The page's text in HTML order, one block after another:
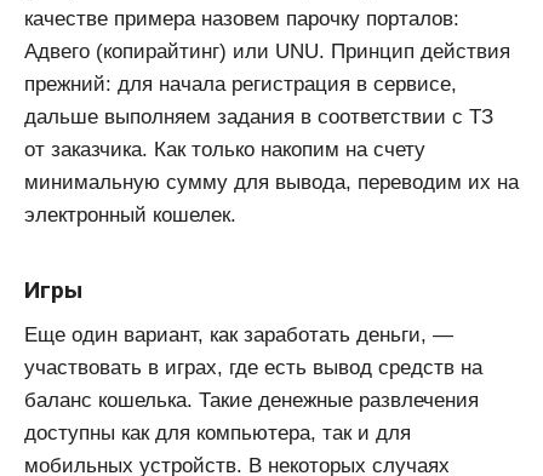
качестве примера назовем парочку порталов:
Адвего (копирайтинг) или UNU. Принцип действия
прежний: для начала регистрация в сервисе,
дальше выполняем задания в соответствии с ТЗ
от заказчика. Как только накопим на счету
минимальную сумму для вывода, переводим их на
электронный кошелек.
Игры
Еще один вариант, как заработать деньги, —
участвовать в играх, где есть вывод средств на
баланс кошелька. Такие денежные развлечения
доступны как для компьютера, так и для
мобильных устройств. В некоторых случаях